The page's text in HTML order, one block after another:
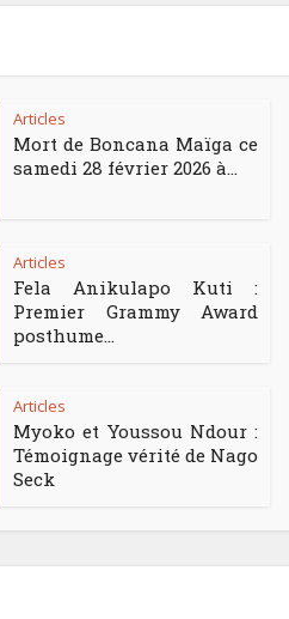
Articles
Mort de Boncana Maïga ce
samedi 28 février 2026 à...
Articles
Fela Anikulapo Kuti :
Premier Grammy Award
posthume...
Articles
Myoko et Youssou Ndour :
Témoignage vérité de Nago
Seck